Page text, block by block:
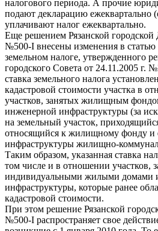
налогового периода. А прочие
подают декларацию ежеквартально
уплачивают налог ежеквартально.
Еще решением Рязанской городской
№500-I внесены изменения в
земельном налоге, утвержденного
городского Совета от 24.11.2005 г.
ставка земельного налога
кадастровой стоимости участка в
участков, занятых жилищным
инженерной инфраструктуры (за
на земельный участок,
относящийся к жилищному фонду и
инфраструктуры жилищно-
Таким образом, указанная ставка
том числе и в отношении участков,
индивидуальными жилыми домами
инфраструктуры, которые ранее
кадастровой стоимости.
При этом решение Рязанской
№500-I распространяет свое